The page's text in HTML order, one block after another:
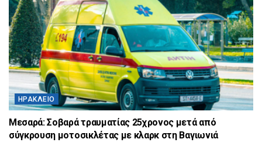
ΗΡΆΚΛΕΙΟ
Μεσαρά: Σοβαρά τραυματίας 25χρονος μετά από
σύγκρουση μοτοσικλέτας με κλαρκ στη Βαγιωνιά